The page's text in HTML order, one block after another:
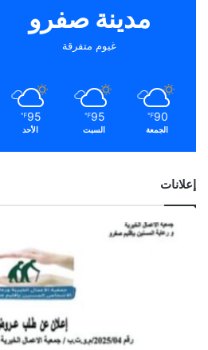
مدينة صفرو
غيوم متفرقة
90
℉
الجمعة
95
℉
السبت
95
℉
الأحد
إعلانات